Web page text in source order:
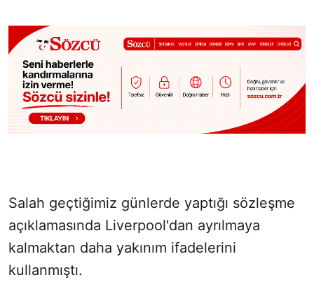
Salah geçtiğimiz günlerde yaptığı sözleşme
açıklamasında Liverpool'dan ayrılmaya
kalmaktan daha yakınım ifadelerini
kullanmıştı.